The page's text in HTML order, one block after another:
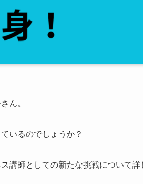
ん。
いるのでしょうか？
講師としての新たな挑戦について詳